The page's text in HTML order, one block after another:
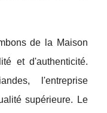
de la Maison
et d'authenticité.
l'entreprise
supérieure. Le